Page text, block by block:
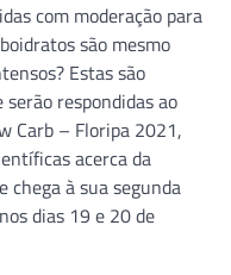
com moderação para
são mesmo
Estas são
respondidas ao
Carb – Floripa 2021,
acerca da
à sua segunda
dias 19 e 20 de